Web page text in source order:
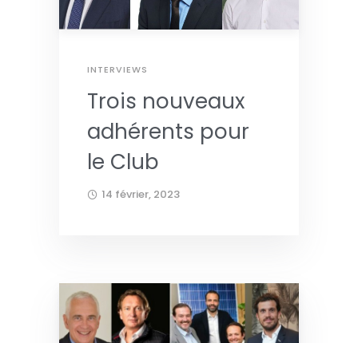
INTERVIEWS
Trois nouveaux
adhérents pour
le Club
14 février, 2023